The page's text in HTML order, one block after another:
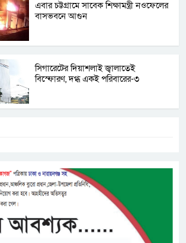
এবার চট্টগ্রামে সাবেক শিক্ষামন্ত্রী নওফেলের
বাসভবনে আগুন
সিগারেটের দিয়াশলাই জ্বালাতেই
বিস্ফোরণ, দগ্ধ একই পরিবারের-৩